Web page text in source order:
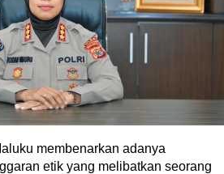
membenarkan adanya
etik yang melibatkan seorang